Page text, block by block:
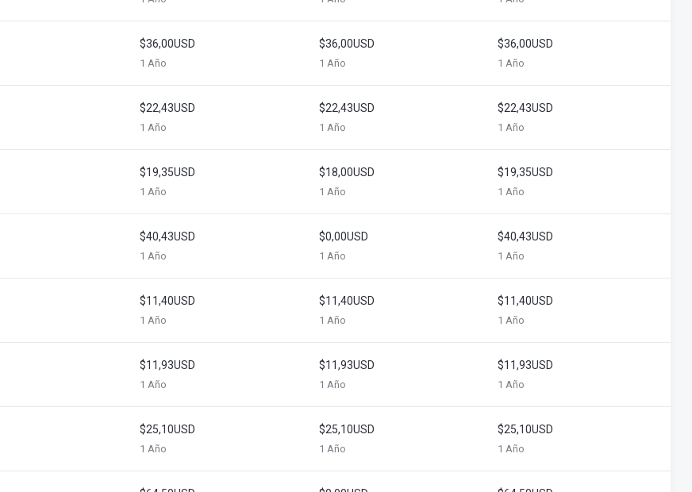
$36,00USD
1 Año
$36,00USD
1 Año
$36,00USD
1 Año
$22,43USD
1 Año
$22,43USD
1 Año
$22,43USD
1 Año
$19,35USD
1 Año
$18,00USD
1 Año
$19,35USD
1 Año
$40,43USD
1 Año
$0,00USD
1 Año
$40,43USD
1 Año
$11,40USD
1 Año
$11,40USD
1 Año
$11,40USD
1 Año
$11,93USD
1 Año
$11,93USD
1 Año
$11,93USD
1 Año
$25,10USD
1 Año
$25,10USD
1 Año
$25,10USD
1 Año